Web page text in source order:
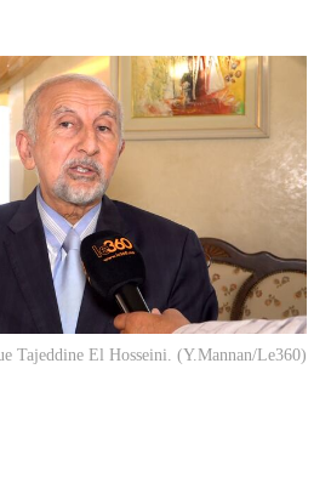
Tajeddine El Hosseini. (Y.Mannan/Le360)